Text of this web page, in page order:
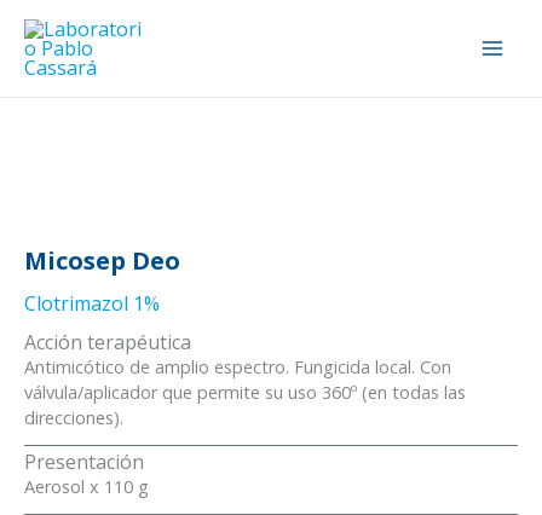
Micosep Deo
Clotrimazol 1%
Acción terapéutica
Antimicótico de amplio espectro. Fungicida local. Con
válvula/aplicador que permite su uso 360º (en todas las
direcciones).
Presentación
Aerosol x 110 g